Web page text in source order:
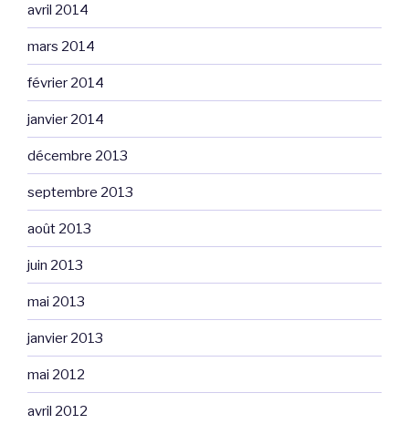
avril 2014
mars 2014
février 2014
janvier 2014
décembre 2013
septembre 2013
août 2013
juin 2013
mai 2013
janvier 2013
mai 2012
avril 2012